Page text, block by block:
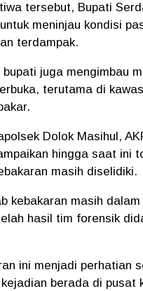
tersebut, Bupati
meninjau kondisi
terdampak.
bupati juga mengimbau
terutama di
Dolok Masihul,
hingga saat
masih diselidiki.
kebakaran masih
hasil tim forensik
ini menjadi perhatian
berada di pusat